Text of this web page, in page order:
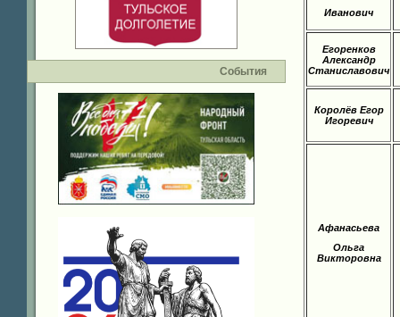
События
Иванович
Егоренков
Александр
Станиславович
Королёв Егор
Игоревич
Афанасьева
Ольга
Викторовна